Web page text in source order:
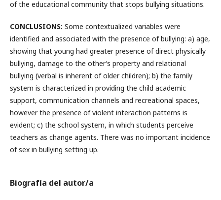
of the educational community that stops bullying situations.
CONCLUSIONS: Some contextualized variables were
identified and associated with the presence of bullying: a) age,
showing that young had greater presence of direct physically
bullying, damage to the other’s property and relational
bullying (verbal is inherent of older children); b) the family
system is characterized in providing the child academic
support, communication channels and recreational spaces,
however the presence of violent interaction patterns is
evident; c) the school system, in which students perceive
teachers as change agents. There was no important incidence
of sex in bullying setting up.
Biografía del autor/a